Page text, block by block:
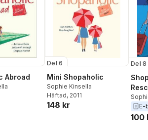
Abroad
Del 6
Mini Shopaholic
Sophie Kinsella
Häftad, 2011
148 kr
Del 8
E-
100